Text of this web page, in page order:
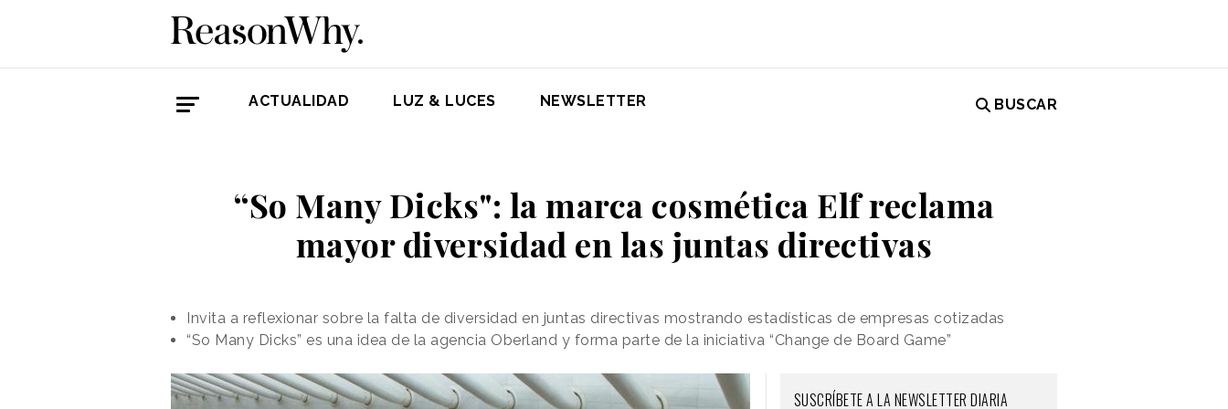
ACTUALIDAD LUZ & LUCES NEWSLETTER BUSCAR
“So Many Dicks": la marca cosmética Elf reclama
mayor diversidad en las juntas directivas
Invita a reflexionar sobre la falta de diversidad en juntas directivas mostrando estadísticas de empresas cotizadas
“So Many Dicks” es una idea de la agencia Oberland y forma parte de la iniciativa “Change de Board Game”
SUSCRÍBETE A LA NEWSLETTER DIARIA